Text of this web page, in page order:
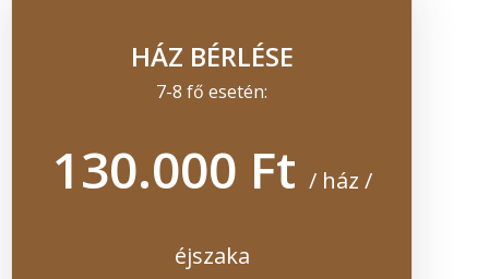
HÁZ BÉRLÉSE
7-8 fő esetén:
130.000 Ft / ház /
éjszaka